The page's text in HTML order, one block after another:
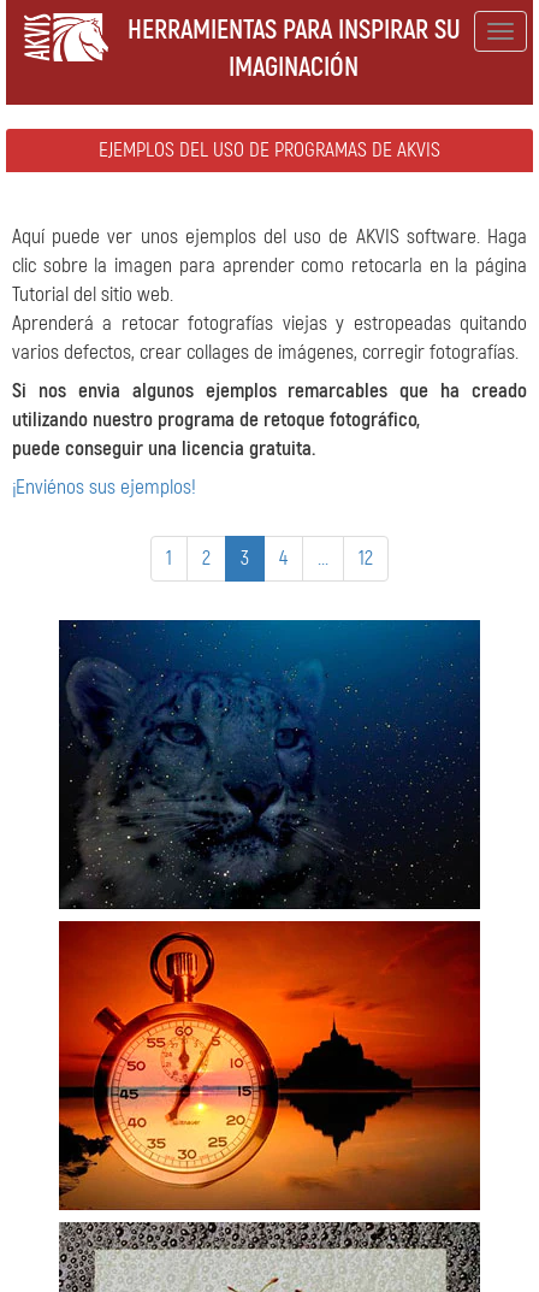
HERRAMIENTAS PARA INSPIRAR SU
IMAGINACIÓN
EJEMPLOS DEL USO DE PROGRAMAS DE AKVIS
Aquí puede ver unos ejemplos del uso de AKVIS software. Haga
clic sobre la imagen para aprender como retocarla en la página
Tutorial del sitio web.
Aprenderá a retocar fotografías viejas y estropeadas quitando
varios defectos, crear collages de imágenes, corregir fotografías.
Si nos envia algunos ejemplos remarcables que ha creado
utilizando nuestro programa de retoque fotográfico,
puede conseguir una licencia gratuita.
¡Enviénos sus ejemplos!
1 2 3 4 ... 12